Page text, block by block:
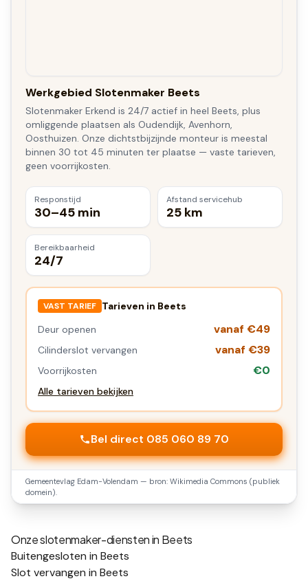
Werkgebied Slotenmaker Beets
Slotenmaker Erkend is 24/7 actief in heel Beets, plus
omliggende plaatsen als Oudendijk, Avenhorn,
Oosthuizen. Onze dichtstbijzijnde monteur is meestal
binnen 30 tot 45 minuten ter plaatse — vaste tarieven,
geen voorrijkosten.
Responstijd
30–45 min
Afstand servicehub
25 km
Bereikbaarheid
24/7
VAST TARIEF Tarieven in Beets
Deur openen
vanaf €49
Cilinderslot vervangen vanaf €39
Voorrijkosten €0
Alle tarieven bekijken
Bel direct 085 060 89 70
Gemeentevlag Edam-Volendam — bron: Wikimedia Commons (publiek
domein).
Onze slotenmaker-diensten in Beets
Buitengesloten in Beets
Slot vervangen in Beets